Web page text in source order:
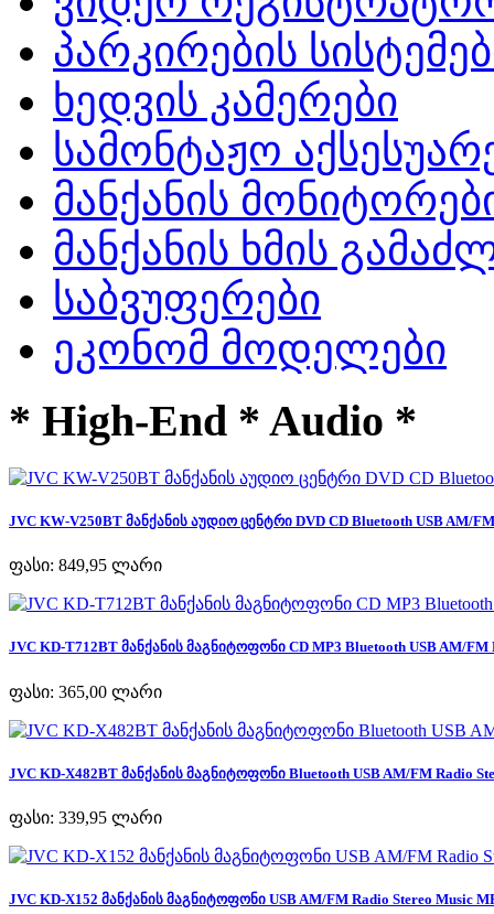
პარკირების
ხედვის კამერები
სამონტაჟო
მანქანის
მანქანის ხმის
საბვუფერები
ეკონომ მოდელები
* High-End * Audio *
JVC KW-V250BT მანქანის აუდიო ცენტრი DVD CD Bluetooth USB AM/
ფასი: 849,95 ლარი
JVC KD-T712BT მანქანის მაგნიტოფონი CD MP3 Bluetooth USB AM/FM
ფასი: 365,00 ლარი
JVC KD-X482BT მანქანის მაგნიტოფონი Bluetooth USB AM/FM Radio
ფასი: 339,95 ლარი
JVC KD-X152 მანქანის მაგნიტოფონი USB AM/FM Radio Stereo Music